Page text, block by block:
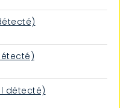
détecté)